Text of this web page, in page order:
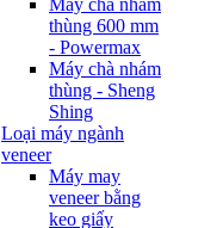
Máy chà nhám
thùng 600 mm
- Powermax
Máy chà nhám
thùng - Sheng
Shing
Loại máy ngành
veneer
Máy may
veneer bằng
keo giấy